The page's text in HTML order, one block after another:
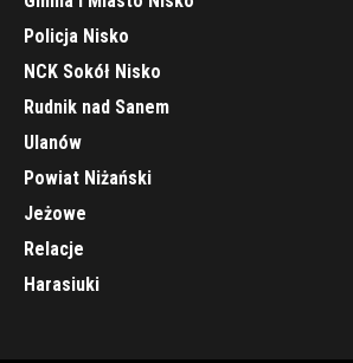
Policja Nisko
NCK Sokół Nisko
Rudnik nad Sanem
Ulanów
Powiat Niżański
Jeżowe
Relacje
Harasiuki